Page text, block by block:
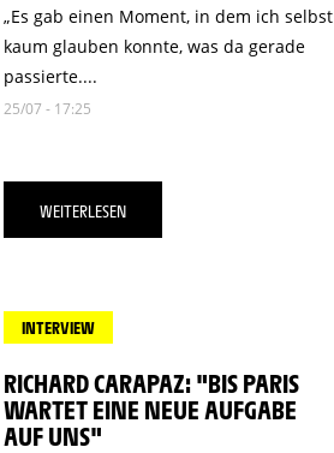
„Es gab einen Moment, in dem ich selbst
kaum glauben konnte, was da gerade
passierte....
25/07 - 17:25
WEITERLESEN
INTERVIEW
RICHARD CARAPAZ: "BIS PARIS
WARTET EINE NEUE AUFGABE
AUF UNS"